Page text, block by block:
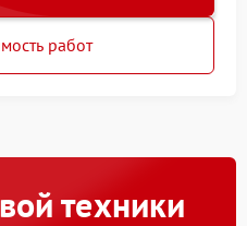
работ
техники